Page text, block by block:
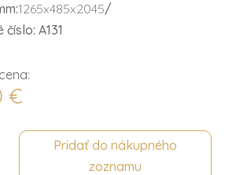
1265x485x2045/
A131
€
Pridať do nákupného
zoznamu